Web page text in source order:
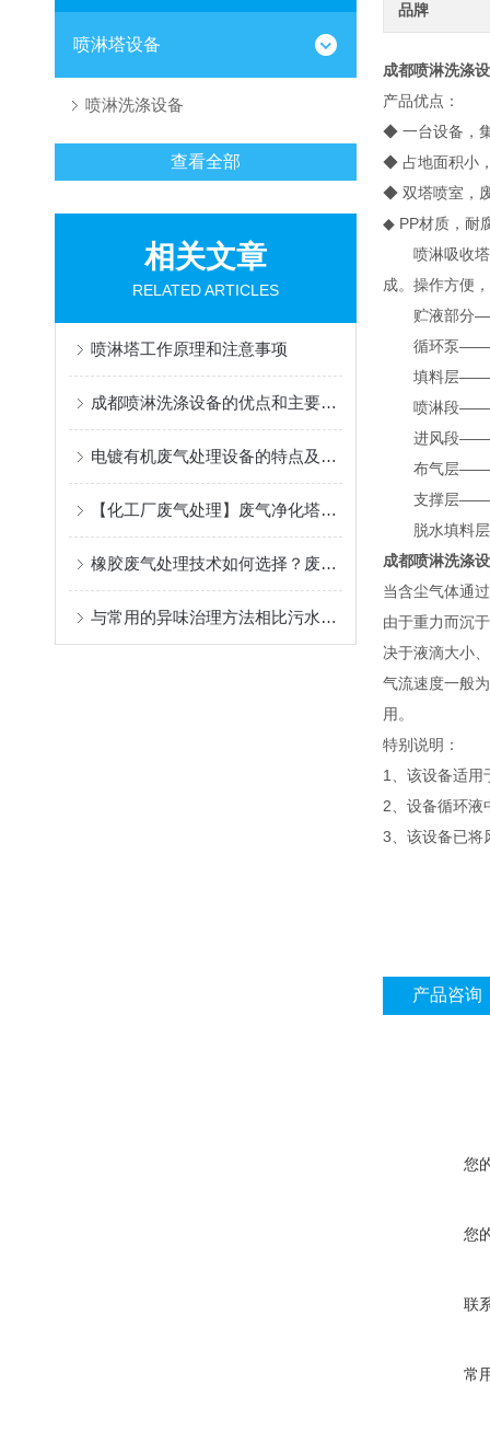
喷淋塔设备
喷淋洗涤设备
查看全部
相关文章
RELATED ARTICLES
喷淋塔工作原理和注意事项
成都喷淋洗涤设备的优点和主要用途说明
电镀有机废气处理设备的特点及适用范围
【化工厂废气处理】废气净化塔的工作原理和特点
橡胶废气处理技术如何选择？废气治理技术升级改造
与常用的异味治理方法相比污水厂恶臭处理有哪些优点
品牌
成都喷淋洗涤
产品优点：
◆ 一台设备，
◆ 占地面积小
◆ 双塔喷室，
◆ PP材质，耐
喷淋吸收塔
成。操作方便
贮液部分——
循环泵——确
填料层——为
喷淋段——在
进风段——根
布气层——能
支撑层——主
脱水填料层
成都喷淋洗涤
当含尘气体通
由于重力而沉
决于液滴大小
气流速度一般
用。
特别说明：
1、该设备适用
2、设备循环液
3、该设备已将
产品咨询
您
您
联
常